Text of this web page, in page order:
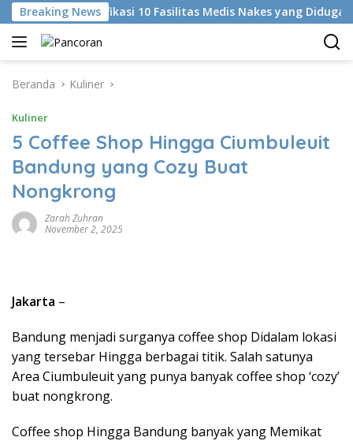
Langsung
ke
konten
Breaking News
Identifikasi 10 Fasilitas Medis Nakes yang Diduga Komentar
Beranda Kuliner
Kuliner
5 Coffee Shop Hingga Ciumbuleuit
Bandung yang Cozy Buat
Nongkrong
Zarah Zuhran
November 2, 2025
Jakarta –
Bandung menjadi surganya coffee shop Didalam lokasi
yang tersebar Hingga berbagai titik. Salah satunya
Area Ciumbuleuit yang punya banyak coffee shop ‘cozy’
buat nongkrong.
Coffee shop Hingga Bandung banyak yang Memikat